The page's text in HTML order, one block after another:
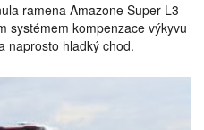
ramena Amazone Super-L3
systémem kompenzace výkyvu
naprosto hladký chod.